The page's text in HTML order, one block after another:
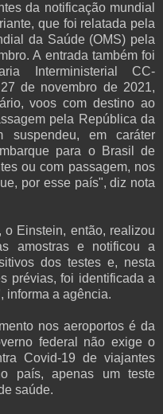
da notificação mundial
que foi relatada pela
da Saúde (OMS) pela
A entrada também foi
Interministerial CC-
de novembro de 2021,
voos com destino ao
pela República da
em caráter
para o Brasil de
ou com passagem, nos
por esse país", diz nota
Einstein, então, realizou
amostras e notificou a
dos testes e, nesta
prévias, foi identificada a
informa a agência.
nos aeroportos é da
federal não exige o
Covid-19 de viajantes
país, apenas um teste
saúde.